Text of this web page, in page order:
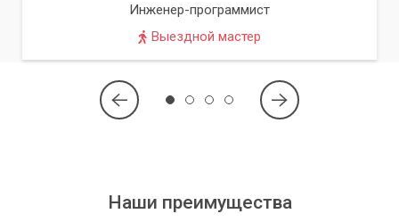
Инженер-программист
Выездной мастер
Наши преимущества